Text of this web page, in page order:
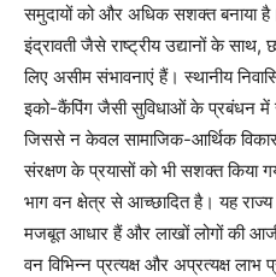
समुदायों को और अधिक सशक्त बनाया
इंद्रावती जैसे राष्ट्रीय उद्यानों के
लिए असीम संभावनाएं हैं। स्थानीय
इको-कैंपिंग जैसी सुविधाओं के प्रबंधन में
जिससे न केवल सामाजिक-आर्थिक विकास
संरक्षण के प्रयासों को भी सशक्त किया
भाग वन क्षेत्र से आच्छादित है। यह
मजबूत आधार हैं और लाखों लोगों की
वन विभिन्न प्रत्यक्ष और अप्रत्यक्ष लाभ